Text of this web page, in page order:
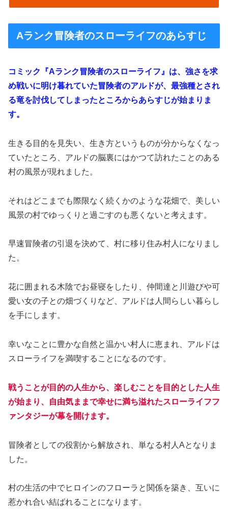
Aランク冒険者のスローライフのあらすじ
コミック『Aランク冒険者のスローライフ』は、強さを求
め戦いに明け暮れていた冒険者のアルドが、最強種とされ
る竜を討伐してしまったところからあらすじが始まりま
す。
生きる目的を見失い、生き方というものが分からなくなっ
ていたところ、アルドの脳裏にはかつて訪れたことのある
村の風景が現れました。
それはどこまでも際限なく続くかのような花畑で、美しい
風景の村でゆっくりと過ごすのも悪くないと考えます。
早速冒険者の引退を決めて、村に移り住み村人になりまし
た。
花に囲まれる木陰でお昼寝をしたり、仲間達と川遊びや可
愛い女の子との畑づくりなど、アルドは人間らしい暮らし
を手にします。
幸いなことに豊かな自然と温かい村人に恵まれ、アルドは
スローライフを満喫することになるのです。
戦うことが目的の人生から、楽しむことを目的とした人生
が始まり、自由気ままで幸せに満ち溢れたスローライフフ
ァンタジーが幕を開けます。
冒険者としての役割から解放され、単なる村人Aとなりま
した。
村の生活の中でヒロインのフローラと関係を築き、互いに
惹かれ合い結ばれることになります。